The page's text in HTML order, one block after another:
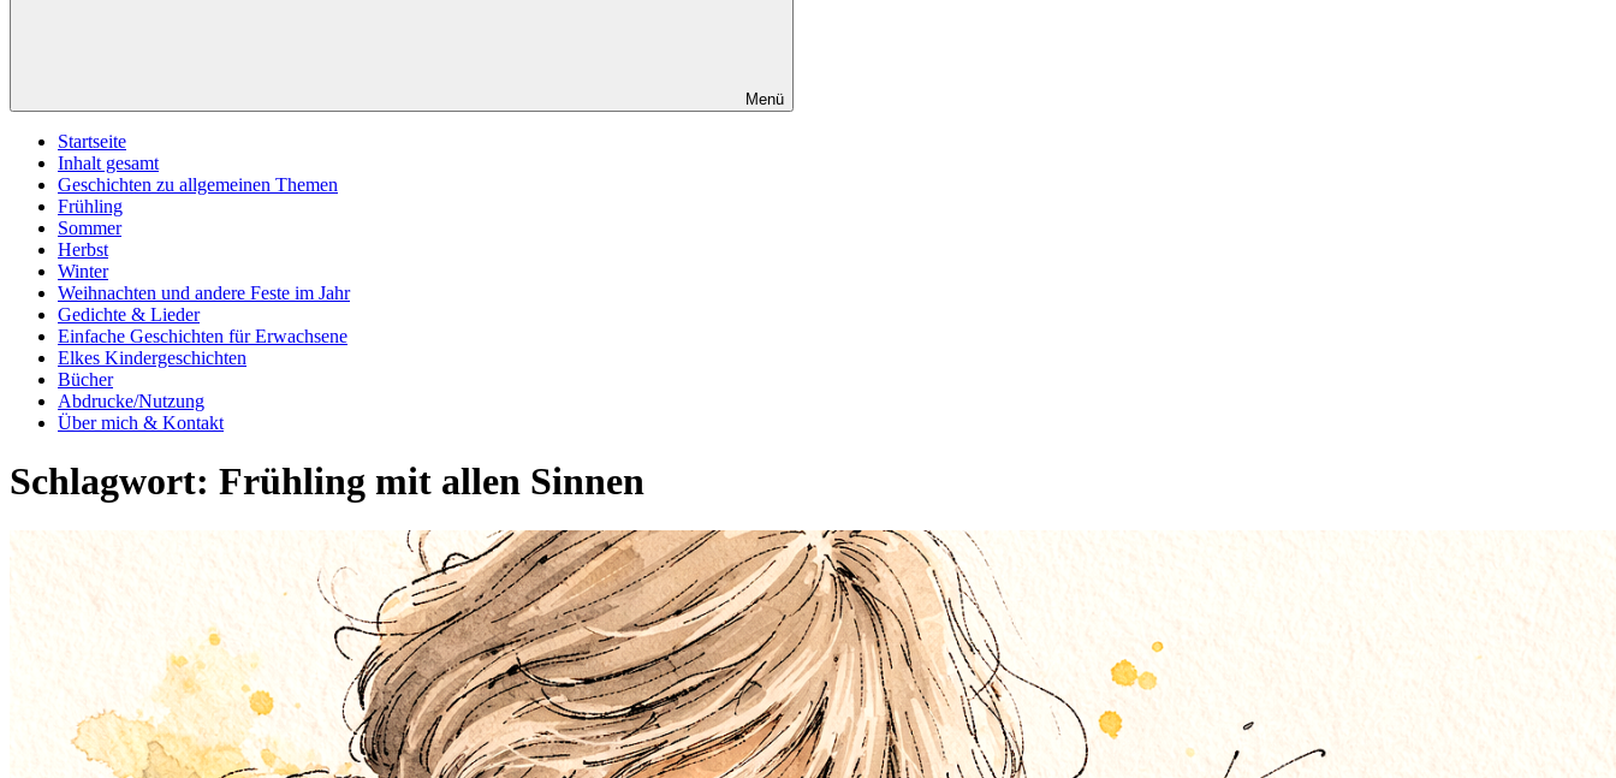
Menü
Startseite
Inhalt gesamt
Geschichten zu allgemeinen Themen
Frühling
Sommer
Herbst
Winter
Weihnachten und andere Feste im Jahr
Gedichte & Lieder
Einfache Geschichten für Erwachsene
Elkes Kindergeschichten
Bücher
Abdrucke/Nutzung
Über mich & Kontakt
Schlagwort: Frühling mit allen Sinnen